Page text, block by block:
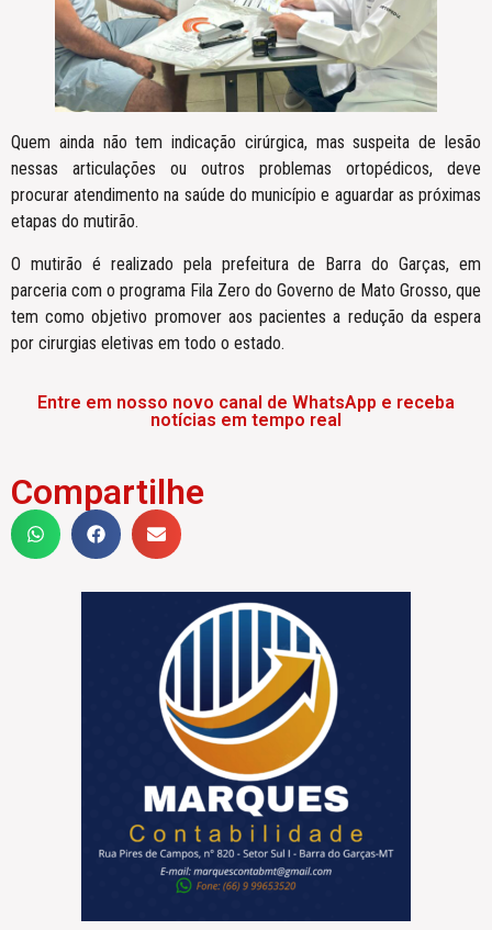
Quem ainda não tem indicação cirúrgica, mas suspeita de lesão
nessas articulações ou outros problemas ortopédicos, deve
procurar atendimento na saúde do município e aguardar as próximas
etapas do mutirão.
O mutirão é realizado pela prefeitura de Barra do Garças, em
parceria com o programa Fila Zero do Governo de Mato Grosso, que
tem como objetivo promover aos pacientes a redução da espera
por cirurgias eletivas em todo o estado.
Entre em nosso novo canal de WhatsApp e receba
notícias em tempo real
Compartilhe